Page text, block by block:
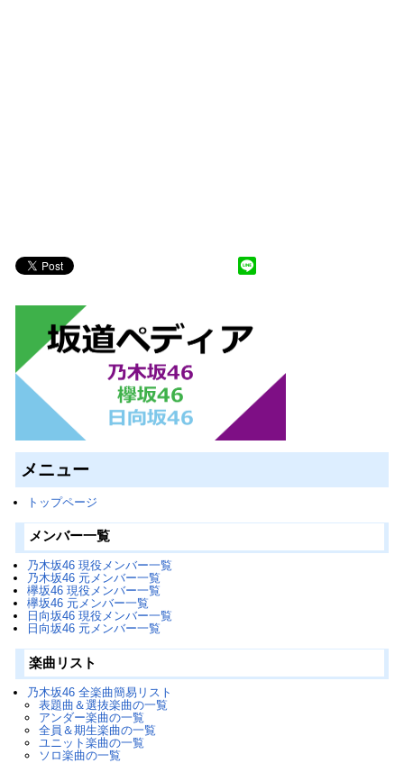
メニュー
トップページ
メンバー一覧
乃木坂46 現役メンバー一覧
乃木坂46 元メンバー一覧
欅坂46 現役メンバー一覧
欅坂46 元メンバー一覧
日向坂46 現役メンバー一覧
日向坂46 元メンバー一覧
楽曲リスト
乃木坂46 全楽曲簡易リスト
表題曲＆選抜楽曲の一覧
アンダー楽曲の一覧
全員＆期生楽曲の一覧
ユニット楽曲の一覧
ソロ楽曲の一覧